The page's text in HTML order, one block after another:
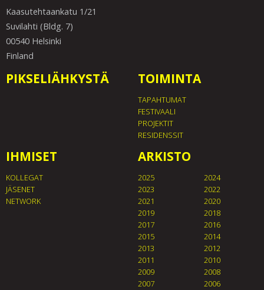
Kaasutehtaankatu 1/21
Suvilahti (Bldg. 7)
00540 Helsinki
Finland
PIKSELIÄHKYSTÄ TOIMINTA
TAPAHTUMAT
FESTIVAALI
PROJEKTIT
RESIDENSSIT
IHMISET
KOLLEGAT
JÄSENET
NETWORK
ARKISTO
2025
2024
2023
2022
2021
2020
2019
2018
2017
2016
2015
2014
2013
2012
2011
2010
2009
2008
2007
2006